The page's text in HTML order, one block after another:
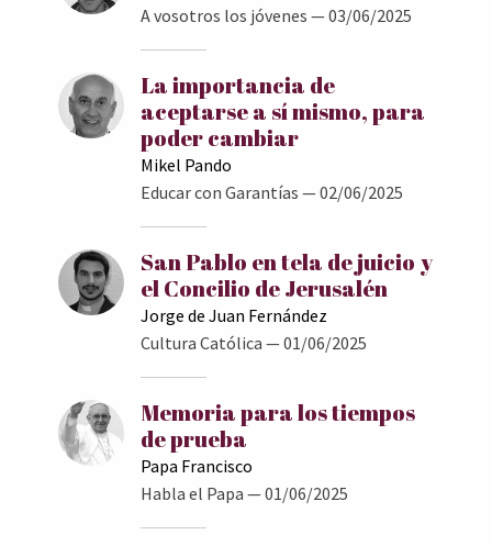
A vosotros los jóvenes — 03/06/2025
La importancia de
aceptarse a sí mismo, para
poder cambiar
Mikel Pando
Educar con Garantías — 02/06/2025
San Pablo en tela de juicio y
el Concilio de Jerusalén
Jorge de Juan Fernández
Cultura Católica — 01/06/2025
Memoria para los tiempos
de prueba
Papa Francisco
Habla el Papa — 01/06/2025